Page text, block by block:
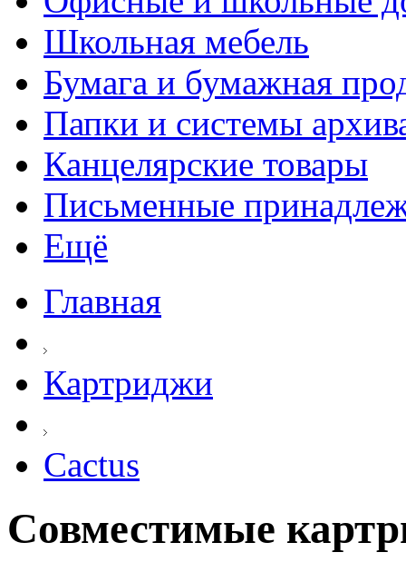
Школьная мебель
Бумага и бумажная
Папки и системы
Канцелярские товары
Письменные
Ещё
Главная
Картриджи
Cactus
Совместимые